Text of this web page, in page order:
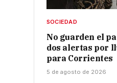
SOCIEDAD
No guarden el
dos alertas por
para Corrientes
5 de agosto de 2026